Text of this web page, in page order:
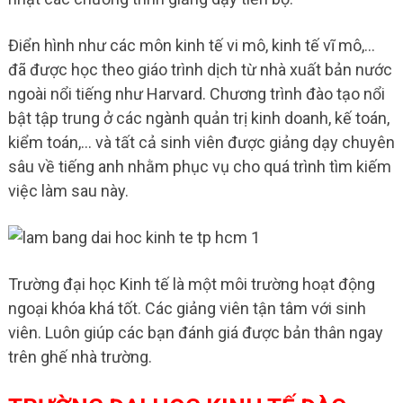
Điển hình như các môn kinh tế vi mô, kinh tế vĩ mô,…
đã được học theo giáo trình dịch từ nhà xuất bản nước
ngoài nổi tiếng như Harvard. Chương trình đào tạo nổi
bật tập trung ở các ngành quản trị kinh doanh, kế toán,
kiểm toán,… và tất cả sinh viên được giảng dạy chuyên
sâu về tiếng anh nhằm phục vụ cho quá trình tìm kiếm
việc làm sau này.
Trường đại học Kinh tế là một môi trường hoạt động
ngoại khóa khá tốt. Các giảng viên tận tâm với sinh
viên. Luôn giúp các bạn đánh giá được bản thân ngay
trên ghế nhà trường.